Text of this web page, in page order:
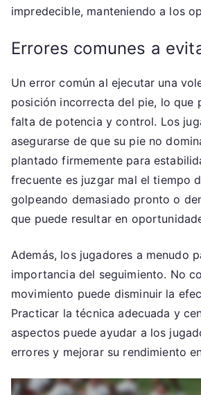
impredecible, manteniendo a los
Errores comunes a
Un error común al ejecutar una
posición incorrecta del pie, lo que
falta de potencia y control. Los
asegurarse de que su pie no
plantado firmemente para
frecuente es juzgar mal el tiempo
golpeando demasiado pronto o
que puede resultar en
Además, los jugadores a menudo
importancia del seguimiento. No
movimiento puede disminuir la
Practicar la técnica adecuada y
aspectos puede ayudar a los
errores y mejorar su rendimiento